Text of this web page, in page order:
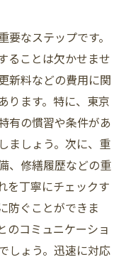
ス
ク
配慮
ための不動産管
リスト
ヒント
点
事項
報収集
なステップです。
ることは欠かせませ
新料などの費用に関
ります。特に、東京
有の慣習や条件があ
ましょう。次に、重
、修繕履歴などの重
を丁寧にチェックす
防ぐことができま
のコミュニケーショ
しょう。迅速に対応